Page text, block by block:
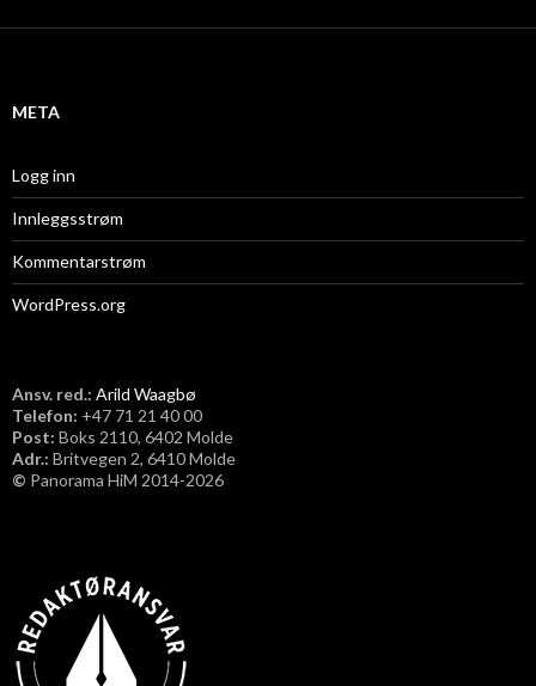
i
META
Logg inn
Innleggsstrøm
Kommentarstrøm
WordPress.org
Ansv. red.: Arild Waagbø
Telefon: ​+47 71 21 40 00
Post: Boks 2110, 6402 Molde
Adr.: Britvegen 2, 6410 Molde
© Panorama HiM 2014-2026